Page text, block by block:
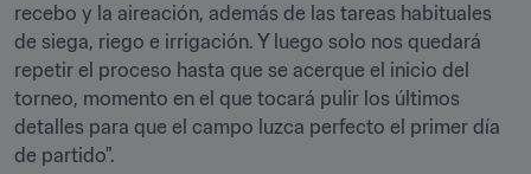
recebo y la aireación, además de las tareas habituales
de siega, riego e irrigación. Y luego solo nos quedará
repetir el proceso hasta que se acerque el inicio del
torneo, momento en el que tocará pulir los últimos
detalles para que el campo luzca perfecto el primer día
de partido".